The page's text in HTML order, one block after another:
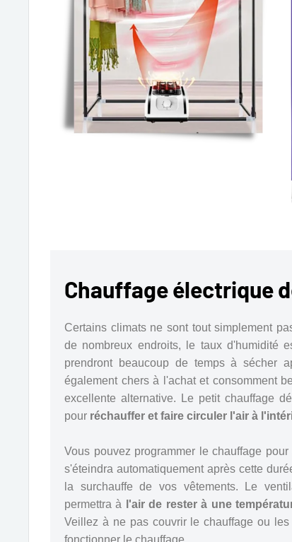
Chauffage électrique
Certains climats ne sont tout simplement
de nombreux endroits, le taux d'humidité
prendront beaucoup de temps à sécher
également chers à l'achat et consomment
excellente alternative. Le petit chauffage
pour réchauffer et faire circuler l'air à
Vous pouvez programmer le chauffage
s'éteindra automatiquement après cette
la surchauffe de vos vêtements. Le
permettra à
l'air de rester à une
Veillez à ne pas couvrir le chauffage ou
fonctionner le chauffage.